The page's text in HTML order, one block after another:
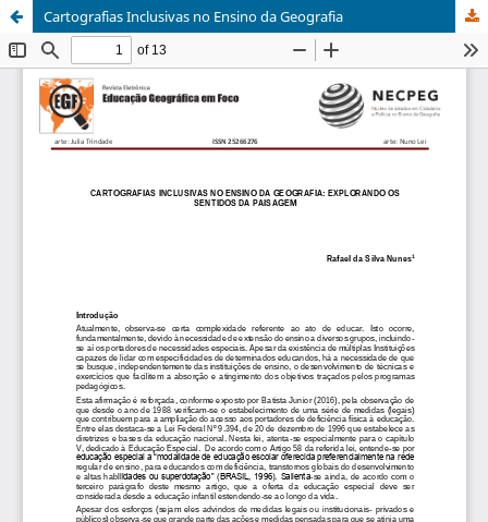
Cartografias Inclusivas no Ensino da Geografia